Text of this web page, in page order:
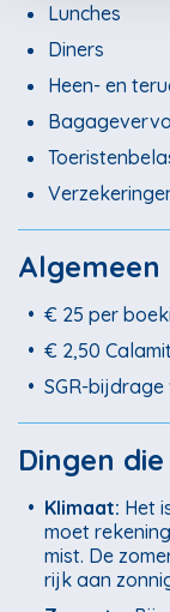
Lunches
Diners
Heen- en
Algemeen
• € 25 per
• € 2,50
• SGR-
Dingen
• Klimaat: Het
moet
mist. De
rijk aan